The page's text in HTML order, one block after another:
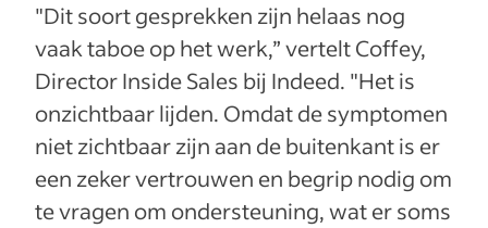
"Dit soort gesprekken zijn helaas nog
vaak taboe op het werk,” vertelt Coffey,
Director Inside Sales bij Indeed. "Het is
onzichtbaar lijden. Omdat de symptomen
niet zichtbaar zijn aan de buitenkant is er
een zeker vertrouwen en begrip nodig om
te vragen om ondersteuning, wat er soms